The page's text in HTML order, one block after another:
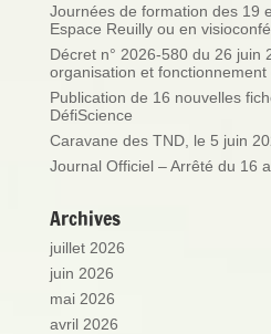
Journées de formation des 19
Espace Reuilly ou en
Décret n° 2026-580 du 26 juin
organisation et fonctionnement
Publication de 16 nouvelles
DéfiScience
Caravane des TND, le 5 juin
Journal Officiel – Arrêté du 16
Archives
juillet 2026
juin 2026
mai 2026
avril 2026